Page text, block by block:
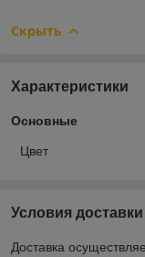
Скрыть
Характеристики
Основные
Цвет
Условия доставки
Доставка